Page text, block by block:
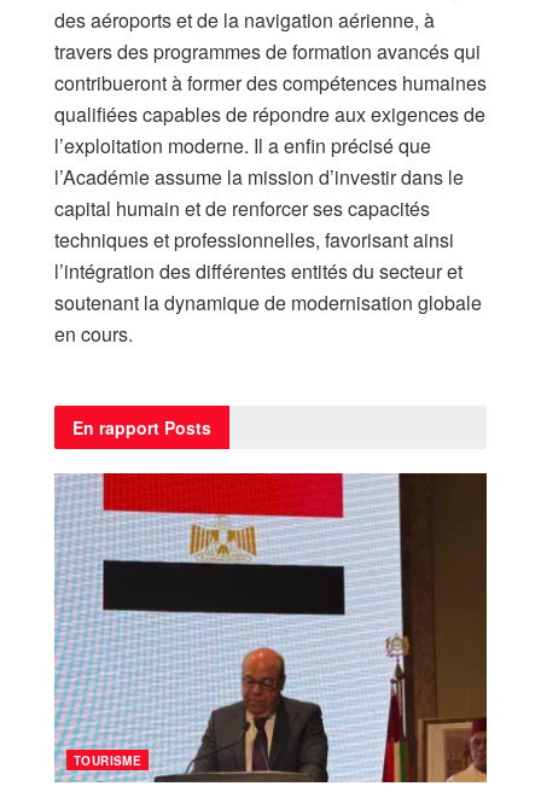
des aéroports et de la navigation aérienne, à
travers des programmes de formation avancés qui
contribueront à former des compétences humaines
qualifiées capables de répondre aux exigences de
l’exploitation moderne. Il a enfin précisé que
l’Académie assume la mission d’investir dans le
capital humain et de renforcer ses capacités
techniques et professionnelles, favorisant ainsi
l’intégration des différentes entités du secteur et
soutenant la dynamique de modernisation globale
en cours.
En rapport Posts
TOURISME